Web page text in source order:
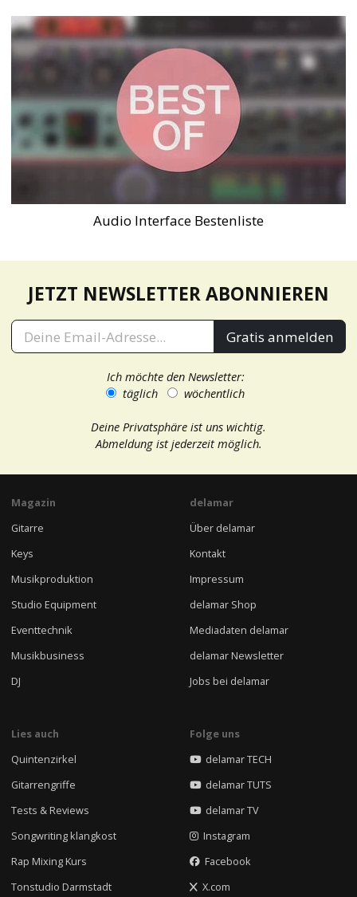
Audio Interface Bestenliste
JETZT NEWSLETTER ABONNIEREN
Gratis anmelden
Ich möchte den Newsletter:
täglich
wöchentlich
Deine Privatsphäre ist uns wichtig.
Abmeldung ist jederzeit möglich.
Magazin
Gitarre
Keys
Musikproduktion
Studio Equipment
Eventtechnik
Musikbusiness
DJ
delamar
Über delamar
Kontakt
Impressum
delamar Shop
Mediadaten delamar
delamar Newsletter
Jobs bei delamar
Lies auch
Quintenzirkel
Gitarrengriffe
Tests & Reviews
Songwriting klangkost
Rap Mixing Kurs
Tonstudio Darmstadt
Folge uns
delamar TECH
delamar TUTS
delamar TV
Instagram
Facebook
X.com